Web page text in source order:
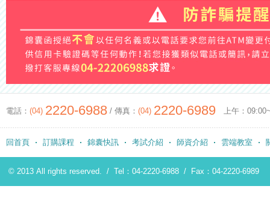
電話： (04) 2220-6988 / 傳真： (04) 2220-6989 上午：
回首頁 訂購課程 錦囊快訊 考試介紹 師資介紹 雲端教室
© 2013 All rights reserved. / Tel：04-2220-6988 / Fax：04-2220-6989